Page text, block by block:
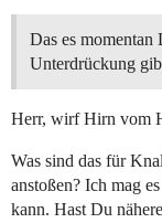
Das es
Unterdrückung
Herr, wirf Hirn vom
Was sind das für
anstoßen? Ich mag
kann. Hast Du